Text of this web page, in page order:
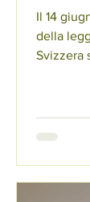
Il 14
della
Svizzera
lasciano